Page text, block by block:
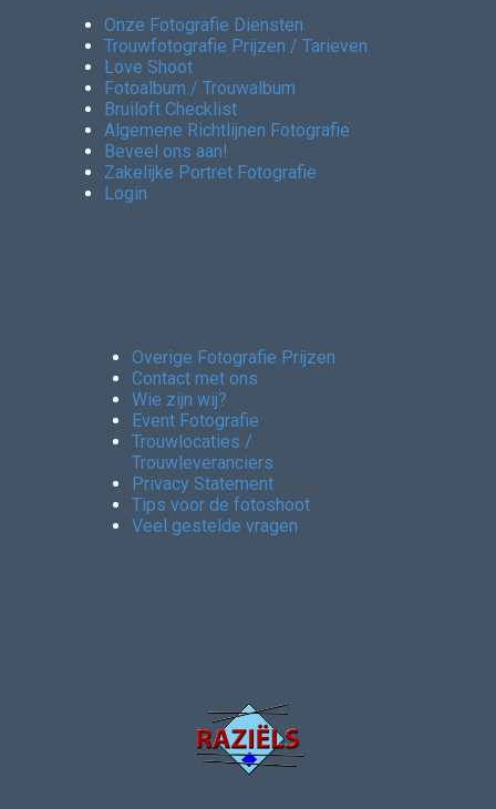
Onze Fotografie Diensten
Trouwfotografie Prijzen / Tarieven
Love Shoot
Fotoalbum / Trouwalbum
Bruiloft Checklist
Algemene Richtlijnen Fotografie
Beveel ons aan!
Zakelijke Portret Fotografie
Login
Overige Fotografie Prijzen
Contact met ons
Wie zijn wij?
Event Fotografie
Trouwlocaties /
Trouwleveranciers
Privacy Statement
Tips voor de fotoshoot
Veel gestelde vragen